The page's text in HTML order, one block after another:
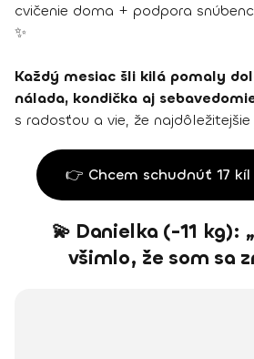
cvičenie doma + podpora
✨
Každý mesiac šli kilá pomaly
nálada, kondička aj
s radosťou a vie, že
👉 Chcem schudnúť 17
💫 Danielka (-11 kg):
všimlo, že som sa